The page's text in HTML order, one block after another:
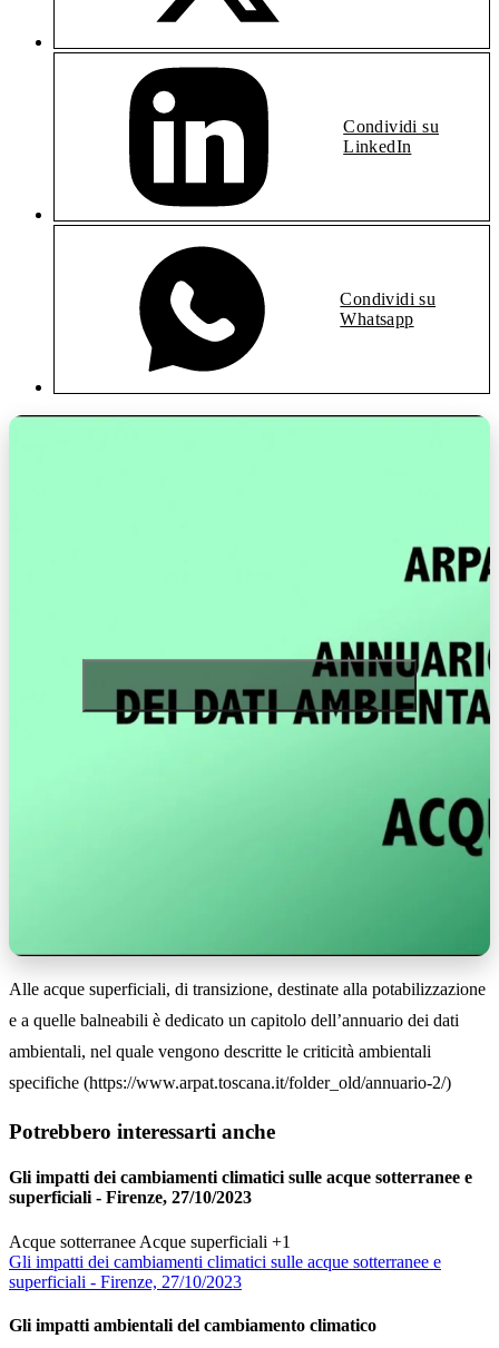
Condividi su
LinkedIn
Condividi su
Whatsapp
Alle acque superficiali, di transizione, destinate alla potabilizzazione
e a quelle balneabili è dedicato un capitolo dell’annuario dei dati
ambientali, nel quale vengono descritte le criticità ambientali
specifiche (https://www.arpat.toscana.it/folder_old/annuario-2/)
Potrebbero interessarti anche
Gli impatti dei cambiamenti climatici sulle acque sotterranee e
superficiali - Firenze, 27/10/2023
Acque sotterranee Acque superficiali +1
Gli impatti dei cambiamenti climatici sulle acque sotterranee e
superficiali - Firenze, 27/10/2023
Gli impatti ambientali del cambiamento climatico